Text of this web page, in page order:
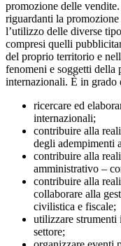
promozione delle
riguardanti la
l’utilizzo delle diverse
compresi quelli
del proprio territorio e
fenomeni e soggetti della
internazionali. È in grado
ricercare ed
internazionali;
contribuire alla
degli adempimenti
contribuire alla
amministrativo –
contribuire alla
collaborare alla
civilistica e fiscale;
utilizzare
settore;